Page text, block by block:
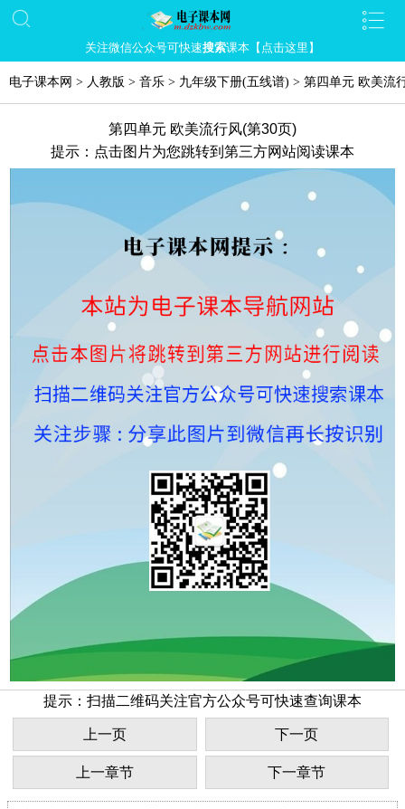
关注微信公众号可快速搜索课本【点击这里】
电子课本网 > 人教版 > 音乐 > 九年级下册(五线谱) > 第四单元 欧美流
第四单元 欧美流行风(第30页)
提示：点击图片为您跳转到第三方网站阅读课本
提示：扫描二维码关注官方公众号可快速查询课本
上一页 下一页
上一章节 下一章节